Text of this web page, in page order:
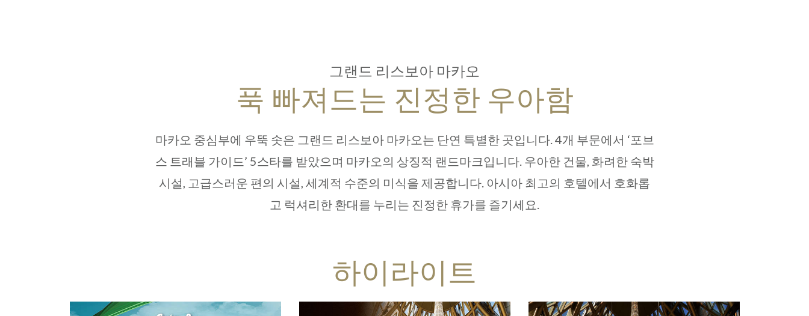
그랜드 리스보아 마카오
푹 빠져드는 진정한 우아함
마카오 중심부에 우뚝 솟은 그랜드 리스보아 마카오는 단연 특별한 곳입니다. 4개 부문에서 ‘포브
스 트래블 가이드’ 5스타를 받았으며 마카오의 상징적 랜드마크입니다. 우아한 건물, 화려한 숙박
시설, 고급스러운 편의 시설, 세계적 수준의 미식을 제공합니다. 아시아 최고의 호텔에서 호화롭
고 럭셔리한 환대를 누리는 진정한 휴가를 즐기세요.
하이라이트